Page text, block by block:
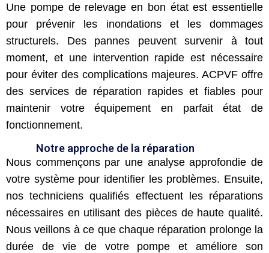
Une pompe de relevage en bon état est essentielle
pour prévenir les inondations et les dommages
structurels. Des pannes peuvent survenir à tout
moment, et une intervention rapide est nécessaire
pour éviter des complications majeures. ACPVF offre
des services de réparation rapides et fiables pour
maintenir votre équipement en parfait état de
fonctionnement.
Notre approche de la réparation
Nous commençons par une analyse approfondie de
votre système pour identifier les problèmes. Ensuite,
nos techniciens qualifiés effectuent les réparations
nécessaires en utilisant des pièces de haute qualité.
Nous veillons à ce que chaque réparation prolonge la
durée de vie de votre pompe et améliore son